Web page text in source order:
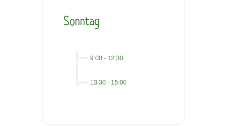
Sonntag
9:00 - 12:30
13:30 - 15:00